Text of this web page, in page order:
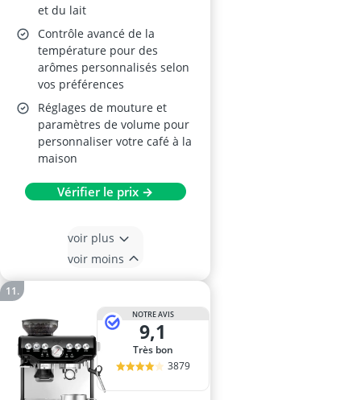
et du lait
Contrôle avancé de la
température pour des
arômes personnalisés selon
vos préférences
Réglages de mouture et
paramètres de volume pour
personnaliser votre café à la
maison
Vérifier le prix →
voir plus
voir moins
NOTRE AVIS
9,1
Très bon
3879